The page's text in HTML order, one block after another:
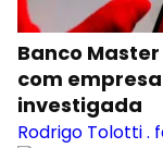
Banco
com
investigada
Rodrigo Tolotti.